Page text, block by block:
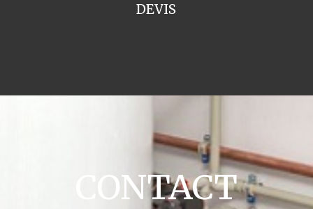
DEVIS
CONTACT